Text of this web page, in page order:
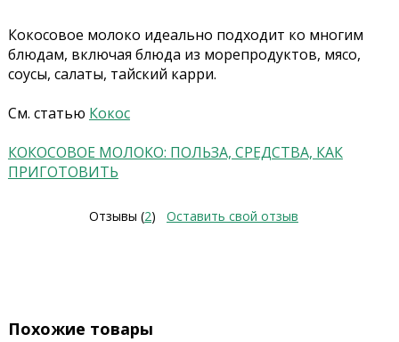
Кокосовое молоко идеально подходит ко многим
блюдам, включая блюда из морепродуктов, мясо,
соусы, салаты, тайский карри.
См. статью Кокос
КОКОСОВОЕ МОЛОКО: ПОЛЬЗА, СРЕДСТВА, КАК
ПРИГОТОВИТЬ
Отзывы (2) Оставить свой отзыв
Похожие товары